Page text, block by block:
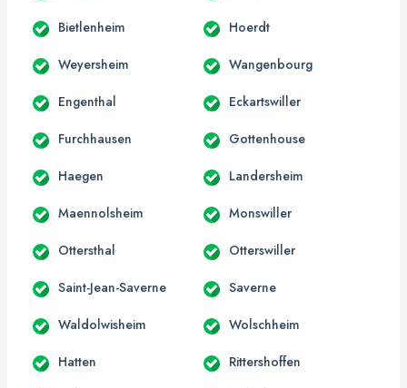
Bietlenheim Hoerdt
Weyersheim Wangenbourg
Engenthal Eckartswiller
Furchhausen Gottenhouse
Haegen Landersheim
Maennolsheim Monswiller
Ottersthal Otterswiller
Saint-Jean-Saverne Saverne
Waldolwisheim Wolschheim
Hatten Rittershoffen